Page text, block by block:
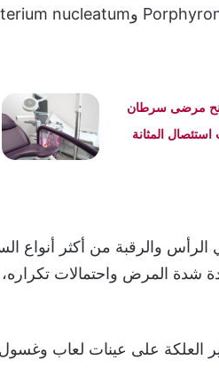
مرضى سرطان
استئصال المثانة
والرقبة من أكثر أنواع
شدة المرض واحتمالات
العلكة على عينات لعاب